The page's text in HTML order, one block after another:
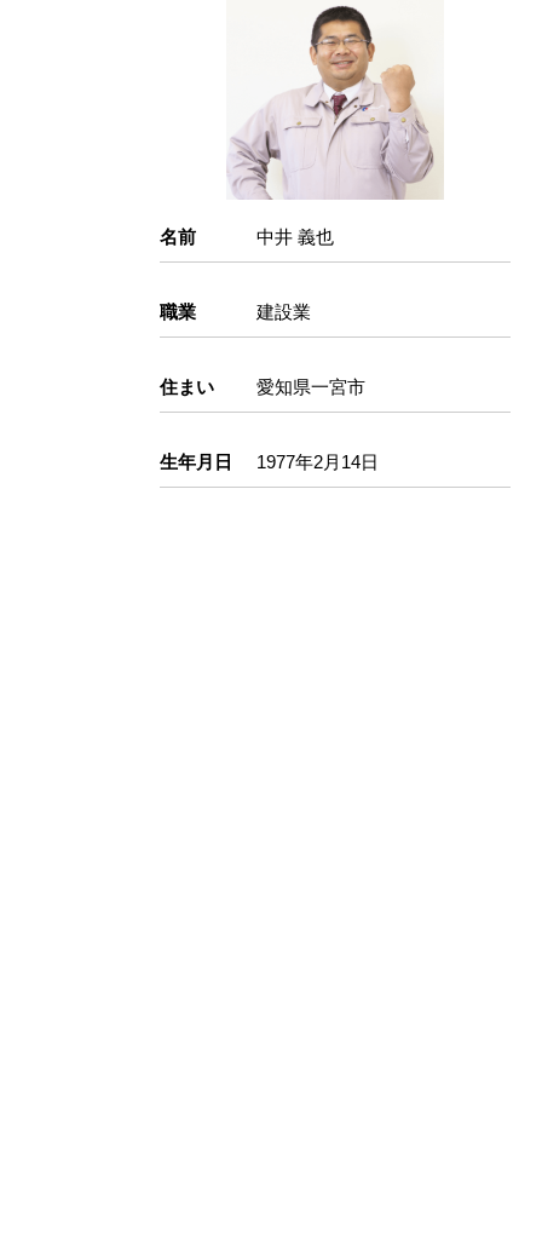
名前 中井 義也
職業 建設業
住まい 愛知県一宮市
生年月日 1977年2月14日